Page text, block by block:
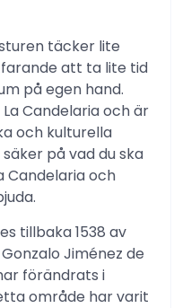
täcker lite
att ta lite tid
på egen hand.
Candelaria och är
och kulturella
på vad du ska
Candelaria och
tillbaka 1538 av
Jiménez de
förändrats i
område har varit